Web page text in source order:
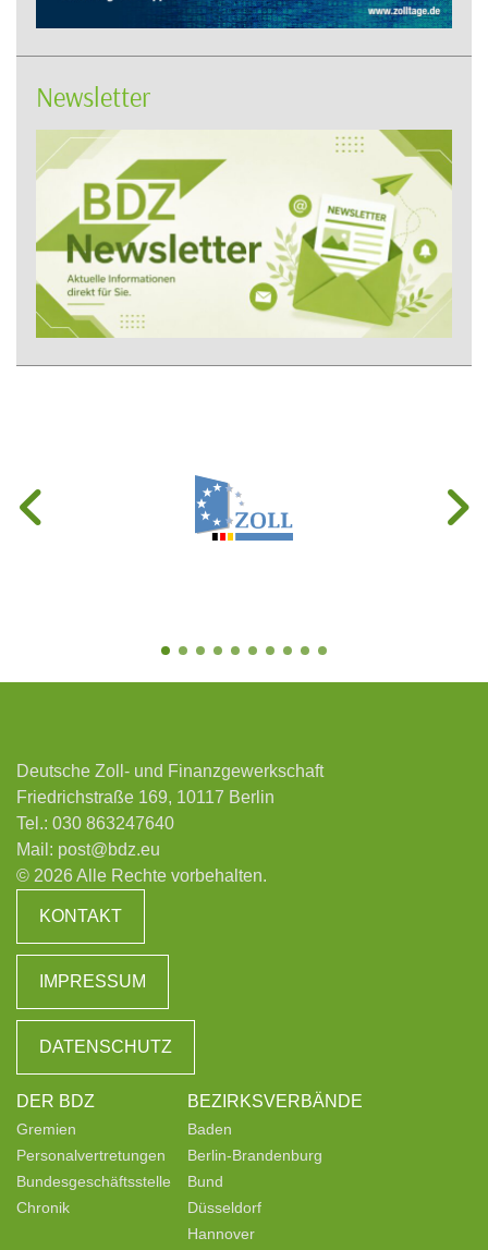
Newsletter
Deutsche Zoll- und Finanzgewerkschaft
Friedrichstraße 169, 10117 Berlin
Tel.: 030 863247640
Mail: post@bdz.eu
© 2026 Alle Rechte vorbehalten.
KONTAKT
IMPRESSUM
DATENSCHUTZ
DER BDZ
Gremien
Personalvertretungen
Bundesgeschäftsstelle
Chronik
BEZIRKSVERBÄNDE
Baden
Berlin-Brandenburg
Bund
Düsseldorf
Hannover